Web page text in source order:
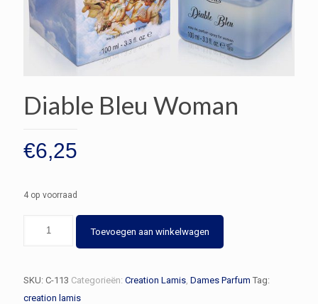
Diable Bleu Woman
€6,25
4 op voorraad
aantal
Toevoegen aan winkelwagen
SKU: C-113 Categorieën: Creation Lamis Dames Parfum Tag:
creation lamis